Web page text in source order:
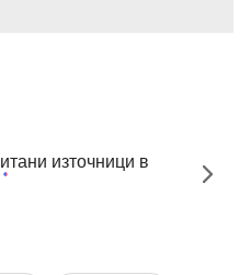
източници в